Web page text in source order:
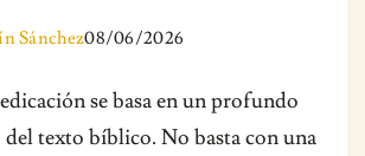
Sánchez08/06/2026
se basa en un profundo
texto bíblico. No basta con una